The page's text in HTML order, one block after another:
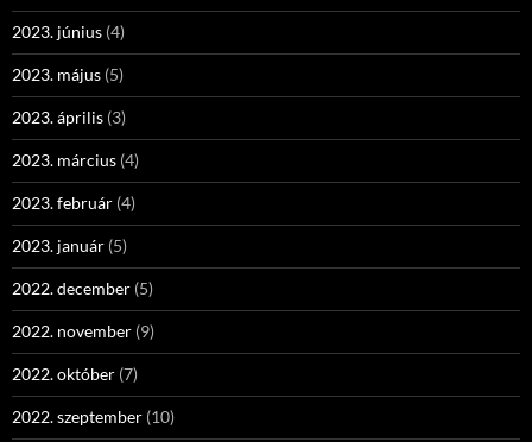
2023. június (4)
2023. május (5)
2023. április (3)
2023. március (4)
2023. február (4)
2023. január (5)
2022. december (5)
2022. november (9)
2022. október (7)
2022. szeptember (10)